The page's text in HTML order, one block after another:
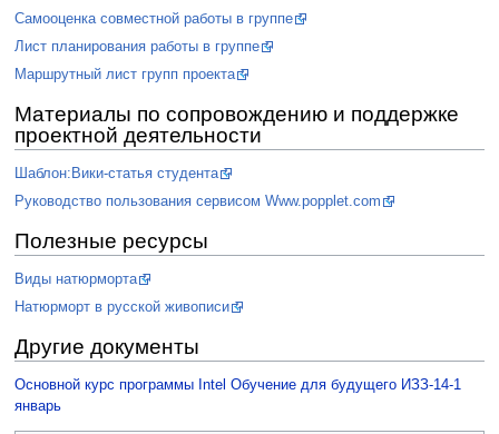
Самооценка совместной работы в группе
Лист планирования работы в группе
Маршрутный лист групп проекта
Материалы по сопровождению и поддержке
проектной деятельности
Шаблон:Вики-статья студента
Руководство пользования сервисом Www.popplet.com
Полезные ресурсы
Виды натюрморта
Натюрморт в русской живописи
Другие документы
Основной курс программы Intel Обучение для будущего ИЗЗ-14-1
январь